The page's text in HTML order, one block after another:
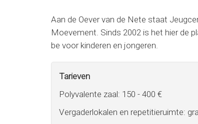
Aan de Oever van de Nete staat
Moevement. Sinds 2002 is het hier de
be voor kinderen en jongeren.
Tarieven
Polyvalente zaal: 150 - 400 €
Vergaderlokalen en repetitieruimte: